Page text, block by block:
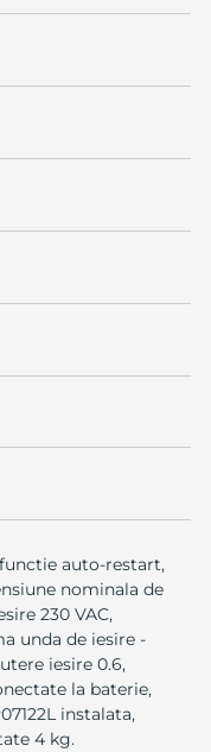
auto-restart,
nominala de
230 VAC,
unda de iesire -
iesire 0.6,
la baterie,
instalata,
4 kg.